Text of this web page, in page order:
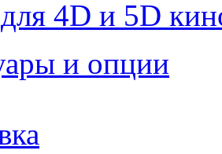
4D и 5D
и опции